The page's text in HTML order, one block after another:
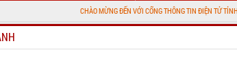
CHÀO MỪNG ĐẾN VỚI CỔNG THÔNG TIN ĐIỆN TỬ TỈNH ĐẮK LẮK